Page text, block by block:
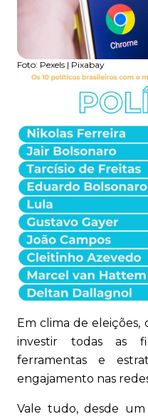
Foto: Pexels | Pixabay
Em clima de eleições,
investir todas as
ferramentas e
engajamento nas
Vale tudo, desde